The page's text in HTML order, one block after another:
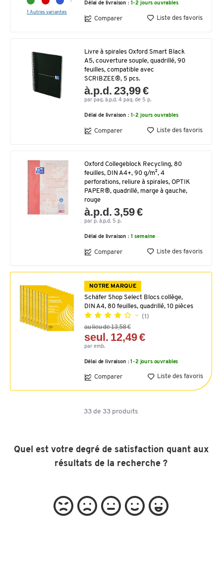
1 Autres variantes
Délai de livraison : 1-2 jours ouvrables
Comparer Liste des favoris
Livre à spirales Oxford Smart Black
A5, couverture souple, quadrillé, 90
feuilles, compatible avec
SCRIBZEE®, 5 pcs.
à.p.d. 23,99 €
par paq. à.p.d. 4 paq. de 5 p.
Délai de livraison : 1-2 jours ouvrables
Comparer Liste des favoris
Oxford Collegeblock Recycling, 80
feuilles, DIN A4+, 90 g/m², 4
perforations, reliure à spirales, OPTIK
PAPER®, quadrillé, marge à gauche,
rouge
à.p.d. 3,59 €
par p. à.p.d. 5 p.
Délai de livraison : 1 semaine
Comparer Liste des favoris
NOTRE MARQUE
Schäfer Shop Select Blocs collège,
DIN A4, 80 feuilles, quadrillé, 10 pièces
(1)
au lieu de 13,58 €
seul. 12,49 €
par emb.
Délai de livraison :1-2 jours ouvrables
Comparer Liste des favoris
33 de 33 produits
Quel est votre degré de satisfaction quant aux
résultats de la recherche ?